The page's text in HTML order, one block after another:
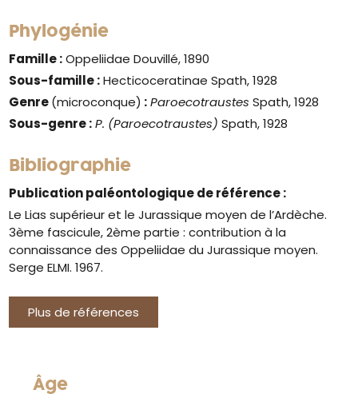
Phylogénie
Famille :Oppeliidae Douvillé, 1890
Sous-famille :Hecticoceratinae Spath, 1928
Genre(microconque) : Paroecotraustes Spath, 1928
Sous-genre : P. (Paroecotraustes)Spath, 1928
Bibliographie
Publication paléontologique de référence :
Le Lias supérieur et le Jurassique moyen de l’Ardèche.
3ème fascicule, 2ème partie : contribution à la
connaissance des Oppeliidae du Jurassique moyen.
Serge ELMI. 1967.
Plus de références
Âge